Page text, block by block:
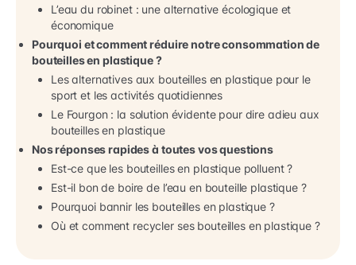
L’eau du robinet : une alternative écologique et
économique
Pourquoi et comment réduire notre consommation de
bouteilles en plastique ?
Les alternatives aux bouteilles en plastique pour le
sport et les activités quotidiennes
Le Fourgon : la solution évidente pour dire adieu aux
bouteilles en plastique
Nos réponses rapides à toutes vos questions
Est-ce que les bouteilles en plastique polluent ?
Est-il bon de boire de l’eau en bouteille plastique ?
Pourquoi bannir les bouteilles en plastique ?
Où et comment recycler ses bouteilles en plastique ?